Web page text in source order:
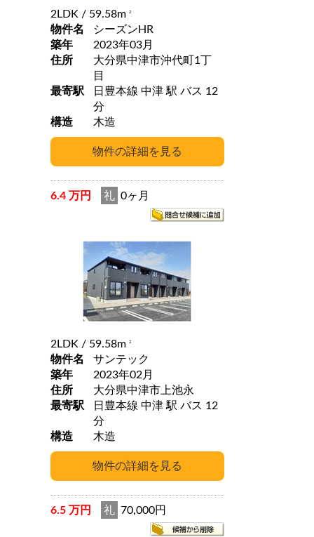
2LDK / 59.58m 2
物件名
シーズンHR
築年
2023年03月
住所
大分県中津市沖代町1丁
目
最寄駅
日豊本線 中津 駅 バス 12
分
構造
木造
6.4 万円 礼 0ヶ月
2LDK / 59.58m 2
物件名
サンテック
築年
2023年02月
住所
大分県中津市上池永
最寄駅
日豊本線 中津 駅 バス 12
分
構造
木造
6.5 万円 礼 70,000円